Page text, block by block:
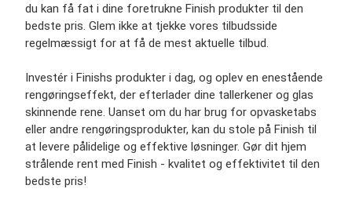
du kan få fat i dine foretrukne Finish produkter til den
bedste pris. Glem ikke at tjekke vores tilbudsside
regelmæssigt for at få de mest aktuelle tilbud.
Investér i Finishs produkter i dag, og oplev en enestående
rengøringseffekt, der efterlader dine tallerkener og glas
skinnende rene. Uanset om du har brug for opvasketabs
eller andre rengøringsprodukter, kan du stole på Finish til
at levere pålidelige og effektive løsninger. Gør dit hjem
strålende rent med Finish - kvalitet og effektivitet til den
bedste pris!